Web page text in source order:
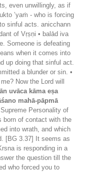
even unwillingly, as if
’yaṁ - who is forcing
sinful acts. anicchann
of Vṛṣṇi • balād iva
Someone is defeating
when it comes into
up doing that sinful act.
a blunder or sin. •
Now the Lord will
uvāca kāma eṣa
mahā-pāpmā
Personality of
born of contact with the
into wrath, and which
[BG 3.37] It seems as
is responding in a
the question till the
who forced you to